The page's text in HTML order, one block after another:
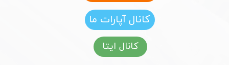
کانال آپارات ما
کانال ایتا